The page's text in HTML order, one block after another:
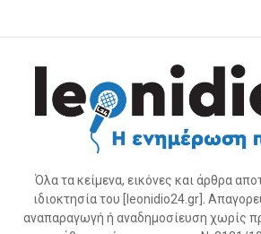
Όλα τα κείμενα, εικόνες και άρθρα
ιδιοκτησία του [leonidio24.gr].
αναπαραγωγή ή αναδημοσίευση χωρίς